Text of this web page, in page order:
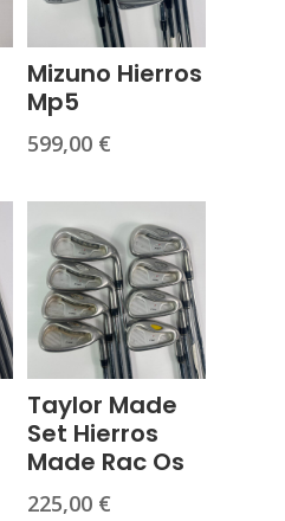
Mizuno Hierros
Mp5
599,00 €
Taylor Made
Set Hierros
Made Rac Os
225,00 €